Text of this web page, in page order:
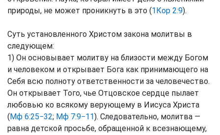
природы, не может проникнуть в это (1Кор 2:9).
Суть установленного Христом закона молитвы в
следующем:
1) Он основывает молитву на близости между Богом
и человеком и открывает Бога как принимающего на
Себя всю полноту ответственности за человечество.
Он открывает Того, чье Отцовское сердце пылает
любовью ко всякому верующему в Иисуса Христа
(Мф 6:25−32; Мф 7:9−11). Следовательно, молитва —
равна детской просьбе, обращенной к всезнающему,